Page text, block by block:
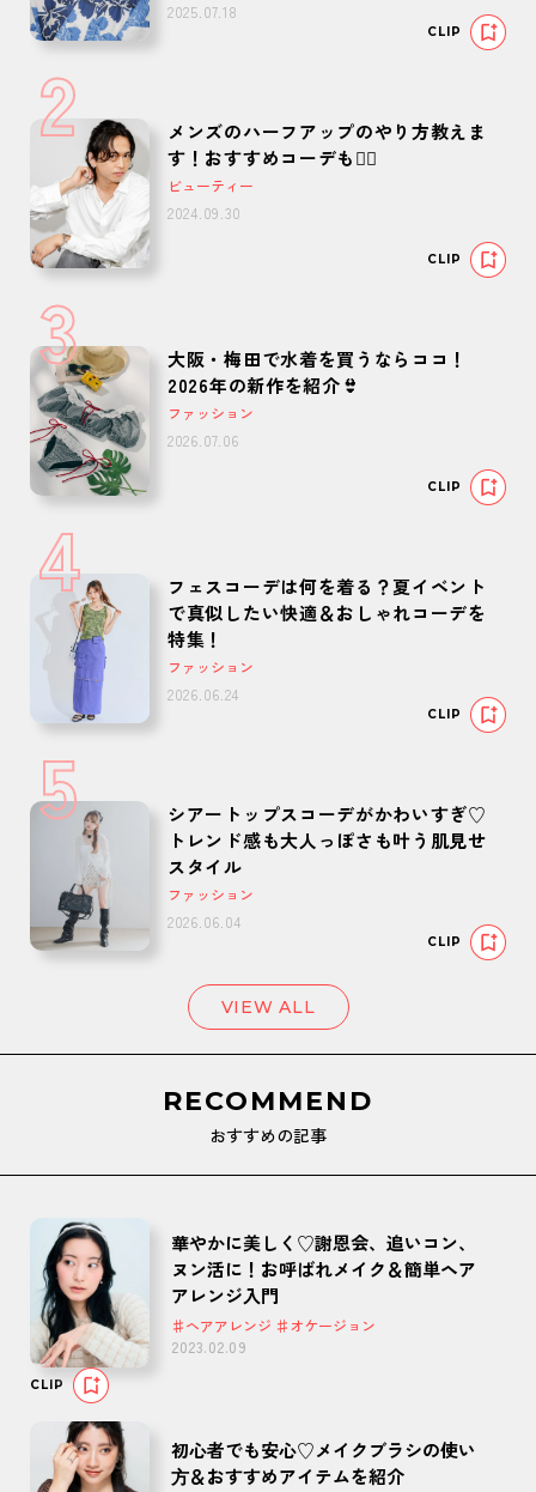
2025.07.18
CLIP
2
メンズのハーフアップのやり方教えま
す！おすすめコーデも🙆‍♂️
ビューティー
2024.09.30
CLIP
3
大阪・梅田で水着を買うならココ！
2026年の新作を紹介👙
ファッション
2026.07.06
CLIP
4
フェスコーデは何を着る？夏イベント
で真似したい快適＆おしゃれコーデを
特集！
ファッション
2026.06.24
CLIP
5
シアートップスコーデがかわいすぎ♡
トレンド感も大人っぽさも叶う肌見せ
スタイル
ファッション
2026.06.04
CLIP
VIEW ALL
RECOMMEND
おすすめの記事
華やかに美しく♡謝恩会、追いコン、
ヌン活に！お呼ばれメイク＆簡単ヘア
アレンジ入門
♯ヘアアレンジ ♯オケージョン
2023.02.09
CLIP
初心者でも安心♡メイクブラシの使い
⽅＆おすすめアイテムを紹介